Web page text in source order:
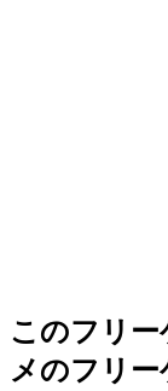
このフリ
メのフリー